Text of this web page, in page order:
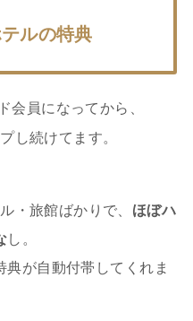
ルの特典
会員になってから、
し続けてます。
・旅館ばかりで、 ほぼハ
し。
が自動付帯してくれま